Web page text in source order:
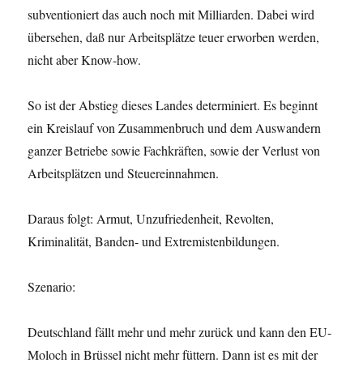
subventioniert das auch noch mit Milliarden. Dabei wird
übersehen, daß nur Arbeitsplätze teuer erworben werden,
nicht aber Know-how.
So ist der Abstieg dieses Landes determiniert. Es beginnt
ein Kreislauf von Zusammenbruch und dem Auswandern
ganzer Betriebe sowie Fachkräften, sowie der Verlust von
Arbeitsplätzen und Steuereinnahmen.
Daraus folgt: Armut, Unzufriedenheit, Revolten,
Kriminalität, Banden- und Extremistenbildungen.
Szenario:
Deutschland fällt mehr und mehr zurück und kann den EU-
Moloch in Brüssel nicht mehr füttern. Dann ist es mit der